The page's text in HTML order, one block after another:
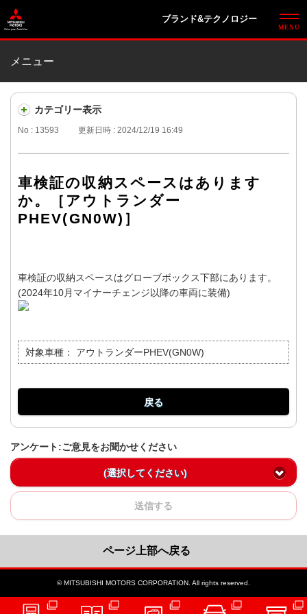
ブランド&テクノロジー
メニュー
カテゴリー表示
No : 13593 更新日時 : 2024/12/19 16:49
車検証の収納スペースはあります
か。［アウトランダー
PHEV(GN0W)］
車検証の収納スペースはグローブボックス下部にあります。
(2024年10月マイナーチェンジ以降の車両に装備)
対象車種： アウトランダーPHEV(GN0W)
戻る
アンケート:ご意見をお聞かせください
(選択してください)
送信する
ページ上部へ戻る
© MITSUBISHI MOTORS CORPORATION. All rights reserved.